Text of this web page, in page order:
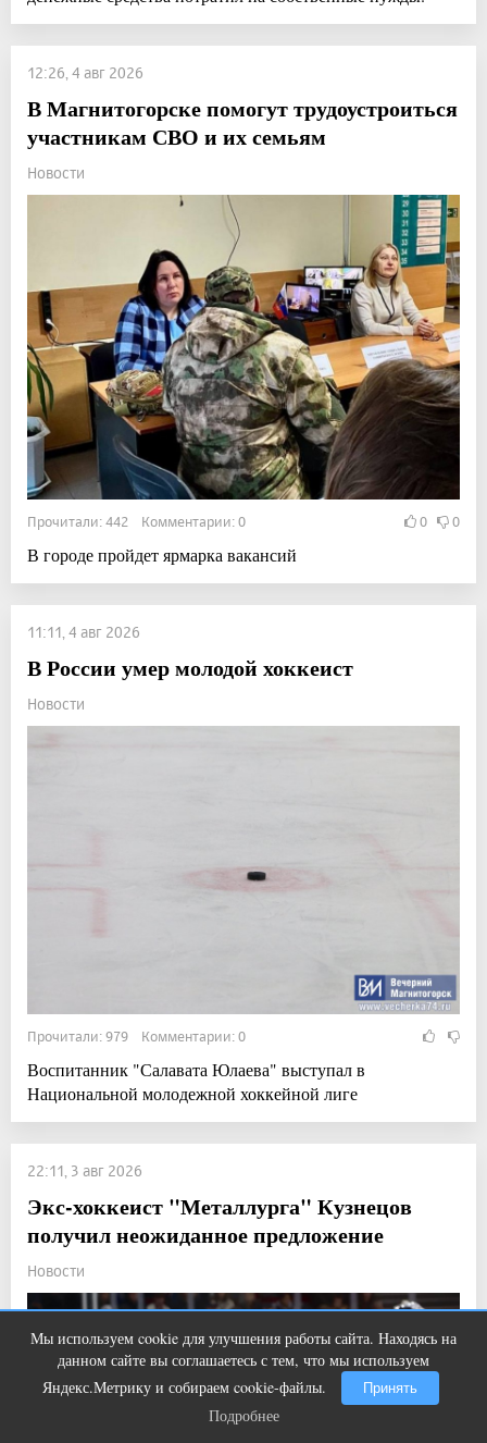
12:26, 4 авг 2026
В Магнитогорске помогут трудоустроиться
участникам СВО и их семьям
Новости
Прочитали: 442 Комментарии: 0 0 0
В городе пройдет ярмарка вакансий
11:11, 4 авг 2026
В России умер молодой хоккеист
Новости
Прочитали: 979 Комментарии: 0
Воспитанник "Салавата Юлаева" выступал в
Национальной молодежной хоккейной лиге
22:11, 3 авг 2026
Экс-хоккеист "Металлурга" Кузнецов
получил неожиданное предложение
Новости
Мы используем cookie для улучшения работы сайта. Находясь на
данном сайте вы соглашаетесь с тем, что мы используем
Яндекс.Метрику и собираем cookie-файлы.
Принять
Подробнее
Ролик из Омска: вы будете смеяться
долго
Подробнее